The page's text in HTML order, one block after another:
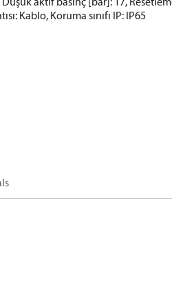
Kablo, Koruma sınıfı IP: IP65